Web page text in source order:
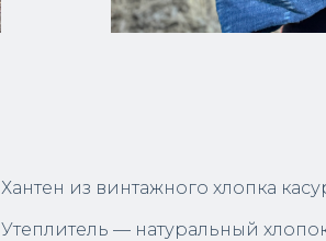
Хантен из винтажного хлопка
Утеплитель — натуральный